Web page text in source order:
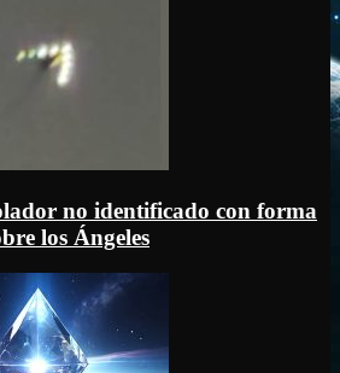
no identificado con forma
los Ángeles